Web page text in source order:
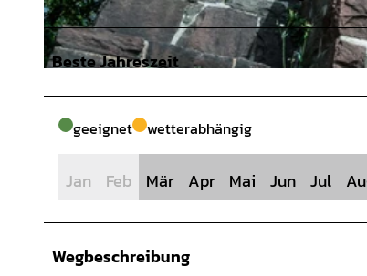
Beste Jahreszeit
geeignet wetterabhängig
Jan Feb Mär Apr Mai Jun Jul
Wegbeschreibung